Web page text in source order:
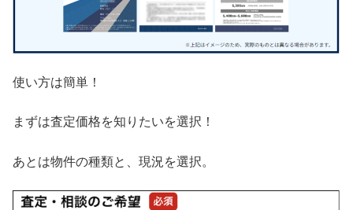
使い方は簡単！
まずは査定価格を知りたいを選択！
あとは物件の種類と、現況を選択。